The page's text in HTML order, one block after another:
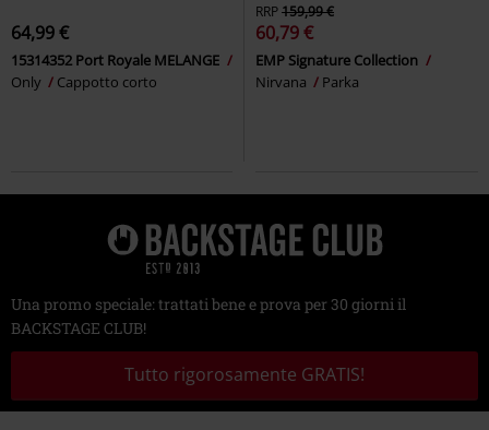
64,99 €
15314352 Port Royale MELANGE
Only
Cappotto corto
RRP159,99 €
60,79 €
EMP Signature Collection
Nirvana
Parka
Una promo speciale: trattati bene e prova per 30 giorni il
BACKSTAGE CLUB!
Tutto rigorosamente GRATIS!